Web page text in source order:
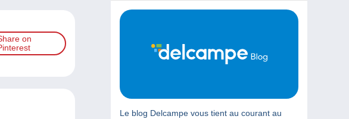
on
Le blog Delcampe vous tient au courant au